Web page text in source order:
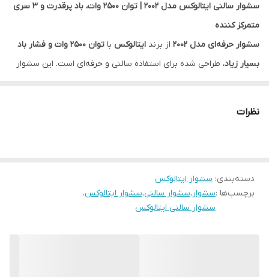
سشوار سالنی ایتالوکس مدل 2002 | توان ۲۵۰۰ وات، باد پرقدرت و ۳ سری
متمرکز کننده
سشوار حرفه‌ای مدل 2002
از برند ایتالوکس با
توان ۲۵۰۰ وات و فشار باد
بسیار زیاد، طراحی شده برای استفاده سالنی و حرفه‌ای است. این سشوار
ویژگی‌های اصلی:
دارای دکمه باد سردبرای تثبیت حالت مو پس از براشینگ
۳ سری متمرکز کننده هوا
برای حالت‌دهی دقیق و متنوع
نظرات
دسته‌بندی: سشوار ایتالوکس
برچسب‌ها :سشوار،سشوار سالنی،سشوار ایتالوکس،
سشوار سالنی ایتالوکس